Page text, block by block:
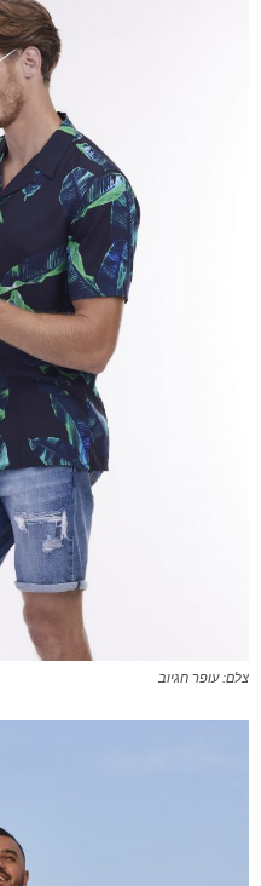
צלם: עופר חגיוב